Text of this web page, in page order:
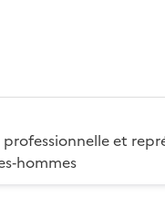
professionnelle et